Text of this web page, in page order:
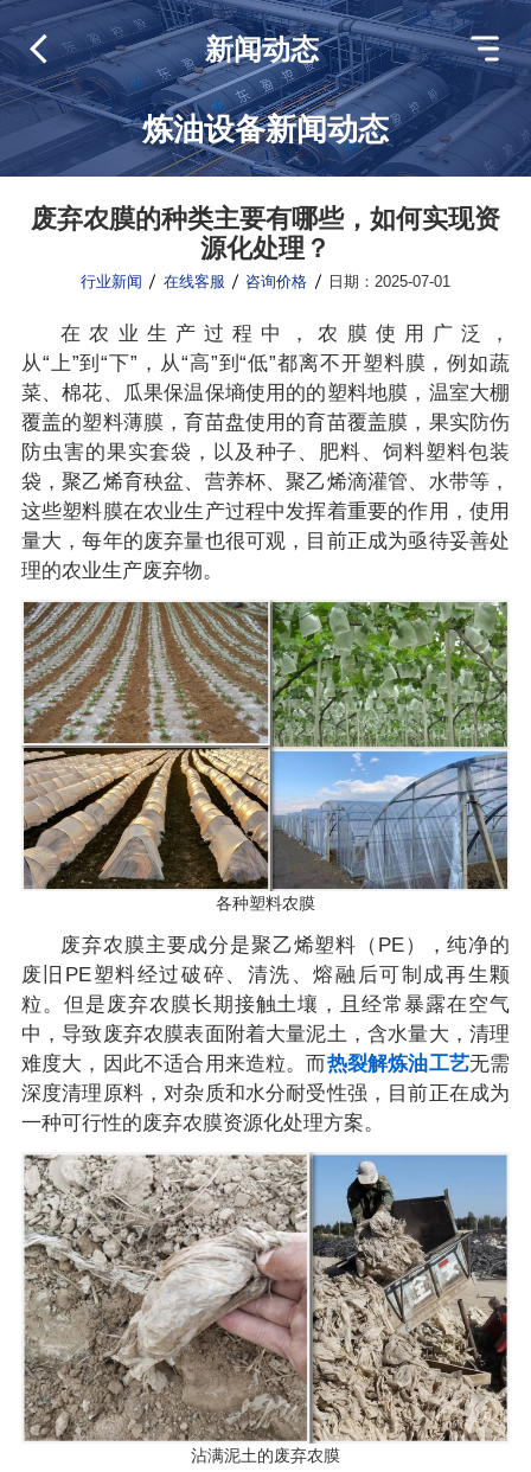
炼油设备新闻动态
新闻动态
废弃农膜的种类主要有哪些，如何实现资
源化处理？
行业新闻 在线客服 咨询价格 日期：2025-07-01
在农业生产过程中，农膜使用广泛，
从“上”到“下”，从“高”到“低”都离不开塑料膜，例如蔬
菜、棉花、瓜果保温保墒使用的的塑料地膜，温室大棚
覆盖的塑料薄膜，育苗盘使用的育苗覆盖膜，果实防伤
防虫害的果实套袋，以及种子、肥料、饲料塑料包装
袋，聚乙烯育秧盆、营养杯、聚乙烯滴灌管、水带等，
这些塑料膜在农业生产过程中发挥着重要的作用，使用
量大，每年的废弃量也很可观，目前正成为亟待妥善处
理的农业生产废弃物。
各种塑料农膜
废弃农膜主要成分是聚乙烯塑料（PE），纯净的
废旧PE塑料经过破碎、清洗、熔融后可制成再生颗
粒。但是废弃农膜长期接触土壤，且经常暴露在空气
中，导致废弃农膜表面附着大量泥土，含水量大，清理
难度大，因此不适合用来造粒。而热裂解炼油工艺无需
深度清理原料，对杂质和水分耐受性强，目前正在成为
一种可行性的废弃农膜资源化处理方案。
沾满泥土的废弃农膜